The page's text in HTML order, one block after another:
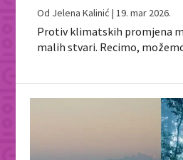
Od Jelena Kalinić | 19. mar 2026.
Protiv klimatskih promjena
malih stvari. Recimo,